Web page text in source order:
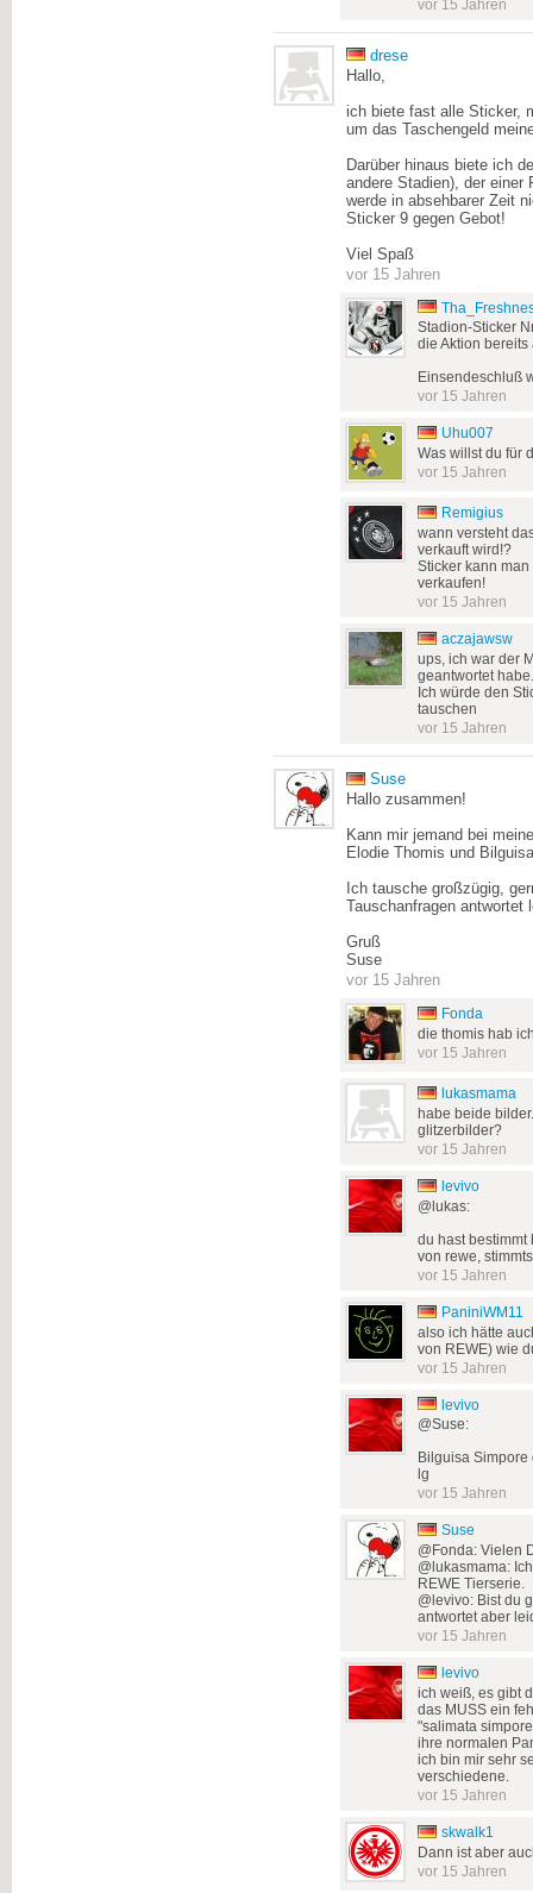
vor 15 Jahren
drese
Hallo,
ich biete fast alle Sticker,
um das Taschengeld
Darüber hinaus biete ich
andere Stadien), der
werde in absehbarer Zeit
Sticker 9 gegen Gebot!
Viel Spaß
vor 15 Jahren
Stadion-Sticker
die Aktion
Einsendeschluß
vor 15 Jahren
Uhu007
Was willst du für
vor 15 Jahren
Remigius
wann versteht
verkauft wird!?
Sticker kann
verkaufen!
vor 15 Jahren
aczajawsw
ups, ich war der
geantwortet
Ich würde den
tauschen
vor 15 Jahren
Suse
Hallo zusammen!
Kann mir jemand bei
Elodie Thomis und
Ich tausche großzügig,
Tauschanfragen antwortet
Gruß
Suse
vor 15 Jahren
Fonda
die thomis hab
vor 15 Jahren
lukasmama
habe beide
glitzerbilder?
vor 15 Jahren
levivo
@lukas:
du hast
von rewe,
vor 15 Jahren
PaniniWM11
also ich hätte
von REWE) wie
vor 15 Jahren
levivo
@Suse:
Bilguisa
lg
vor 15 Jahren
Suse
@Fonda: Vielen
@lukasmama:
REWE Tierserie.
@levivo: Bist du
antwortet aber
vor 15 Jahren
levivo
ich weiß, es gibt
das MUSS ein
"salimata
ihre normalen
ich bin mir sehr
verschiedene.
vor 15 Jahren
skwalk1
Dann ist aber
vor 15 Jahren